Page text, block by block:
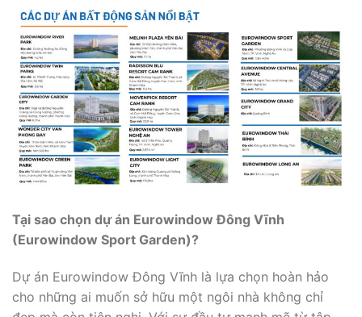
Tại sao chọn dự án Eurowindow Đông Vĩnh
(Eurowindow Sport Garden)?
Dự án Eurowindow Đông Vĩnh là lựa chọn hoàn hảo
cho những ai muốn sở hữu một ngôi nhà không chỉ